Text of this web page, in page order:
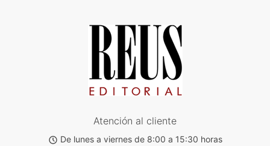
Atención al cliente
De lunes a viernes de 8:00 a 15:30 horas